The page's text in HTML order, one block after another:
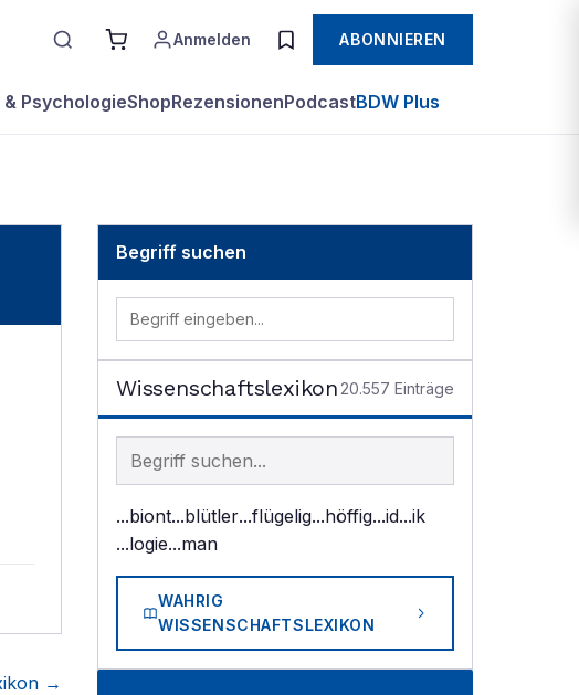
Anmelden ABONNIEREN
PsychologieShopRezensionenPodcastBDW Plus
→
Begriff suchen
Wissenschaftslexikon 20.557 Einträge
Begriff im Lexikon suchen
...biont...blütler...flügelig...höffig...id...ik
...logie...man
WAHRIG
WISSENSCHAFTSLEXIKON